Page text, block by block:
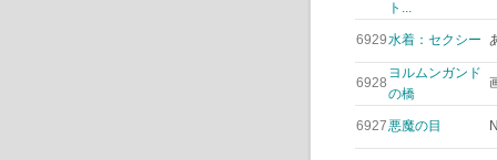
ト...
6929水着：セクシー
6928
ヨルムンガンド
の橋
6927悪魔の目